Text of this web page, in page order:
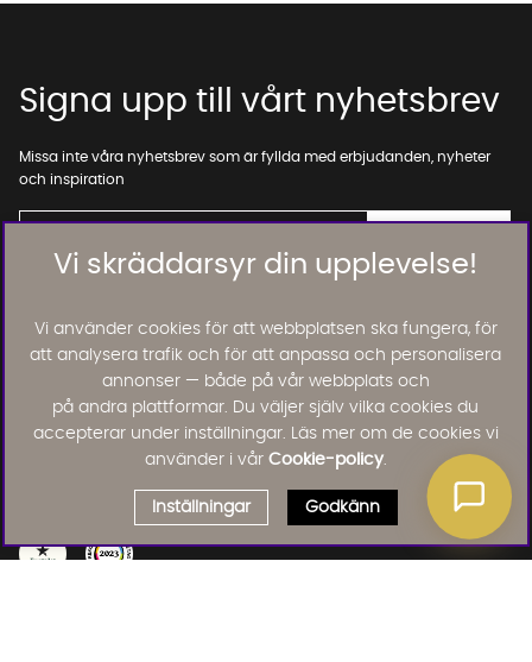
Vi skräddarsyr din upplevelse!
Vi använder cookies för att webbplatsen ska fungera, för
att analysera trafik och för att anpassa och personalisera
annonser — både på vår webbplats och
på andra plattformar. Du väljer själv vilka cookies du
accepterar under inställningar. Läs mer om de cookies vi
använder i vår Cookie-policy.
Inställningar Godkänn
Signa upp till vårt nyhetsbrev
Missa inte våra nyhetsbrev som är fyllda med erbjudanden, nyheter
och inspiration